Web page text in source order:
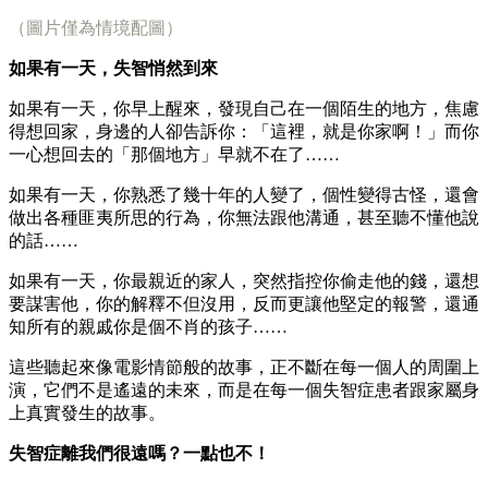
（圖片僅為情境配圖）
如果有一天，失智悄然到來
如果有一天，你早上醒來，發現自己在一個陌生的地方，焦慮
得想回家，身邊的人卻告訴你：「這裡，就是你家啊！」而你
一心想回去的「那個地方」早就不在了……
如果有一天，你熟悉了幾十年的人變了，個性變得古怪，還會
做出各種匪夷所思的行為，你無法跟他溝通，甚至聽不懂他說
的話……
如果有一天，你最親近的家人，突然指控你偷走他的錢，還想
要謀害他，你的解釋不但沒用，反而更讓他堅定的報警，還通
知所有的親戚你是個不肖的孩子……
這些聽起來像電影情節般的故事，正不斷在每一個人的周圍上
演，它們不是遙遠的未來，而是在每一個失智症患者跟家屬身
上真實發生的故事。
失智症離我們很遠嗎？一點也不！